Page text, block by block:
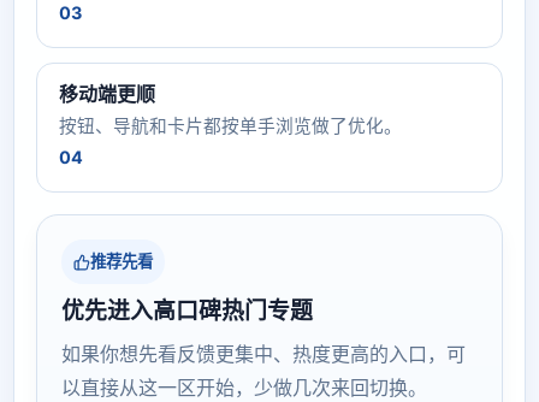
03
移动端更顺
按钮、导航和卡片都按单手浏览做了优化。
04
推荐先看
优先进入高口碑热门专题
如果你想先看反馈更集中、热度更高的入口，可
以直接从这一区开始，少做几次来回切换。